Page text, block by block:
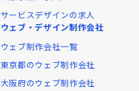
サービスデザインの求人
ウェブ・デザイン制作会社
ウェブ制作会社一覧
東京都のウェブ制作会社
大阪府のウェブ制作会社